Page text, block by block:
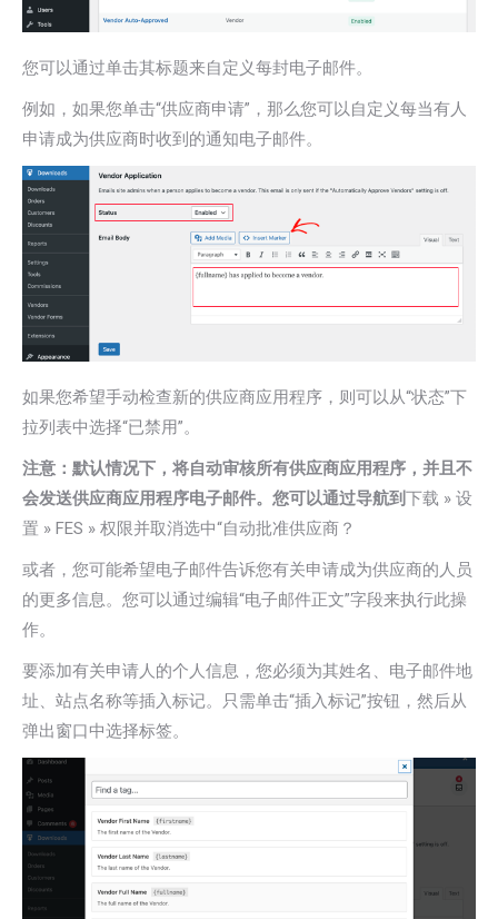
您可以通过单击其标题来自定义每封电子邮件。
例如，如果您单击“供应商申请”，那么您可以自定义每当有人
申请成为供应商时收到的通知电子邮件。
如果您希望手动检查新的供应商应用程序，则可以从“状态”下
拉列表中选择“已禁用”。
注意：默认情况下，将自动审核所有供应商应用程序，并且不
会发送供应商应用程序电子邮件。您可以通过导航到下载 » 设
置 » FES » 权限并取消选中“自动批准供应商？
或者，您可能希望电子邮件告诉您有关申请成为供应商的人员
的更多信息。您可以通过编辑“电子邮件正文”字段来执行此操
作。
要添加有关申请人的个人信息，您必须为其姓名、电子邮件地
址、站点名称等插入标记。只需单击“插入标记”按钮，然后从
弹出窗口中选择标签。